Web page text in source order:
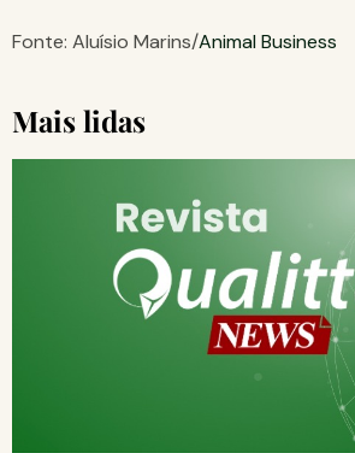
Fonte: Aluísio Marins/Animal Business
Mais lidas